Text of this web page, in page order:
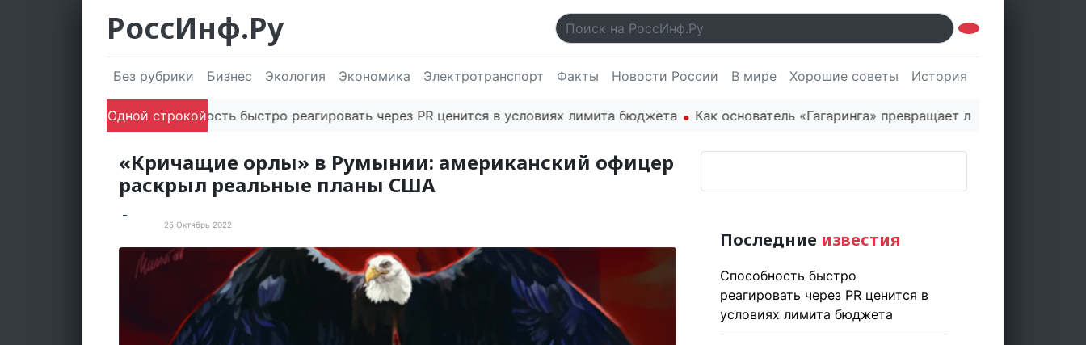
РоссИнф.Ру
Без рубрики Бизнес Экология Экономика Электротранспорт Факты Новости России В мире Хорошие советы История
Одной строкой
Способность быстро реагировать через PR ценится в условиях лимита бюджета Как основатель «Гагаринга» превращает логистическую
«Кричащие орлы» в Румынии: американский офицер
раскрыл реальные планы США
25 Октябрь 2022
Последние известия
Способность быстро
реагировать через PR ценится в
условиях лимита бюджета